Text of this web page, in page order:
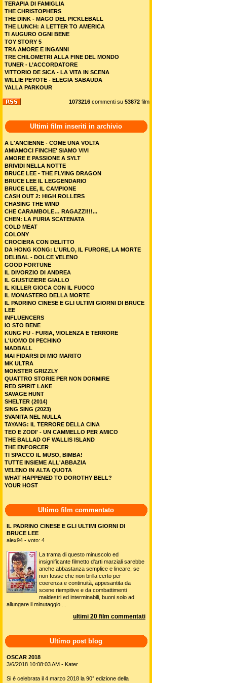
TERAPIA DI FAMIGLIA
THE CHRISTOPHERS
THE DINK - MAGO DEL PICKLEBALL
THE LUNCH: A LETTER TO AMERICA
TI AUGURO OGNI BENE
TOY STORY 5
TRA AMORE E INGANNI
TRE CHILOMETRI ALLA FINE DEL MONDO
TUNER - L’ACCORDATORE
VITTORIO DE SICA - LA VITA IN SCENA
WILLIE PEYOTE - ELEGIA SABAUDA
YALLA PARKOUR
1073216 commenti su 53872 film
Ultimi film inseriti in archivio
A L'ANCIENNE - COME UNA VOLTA
AMIAMOCI FINCHE' SIAMO VIVI
AMORE E PASSIONE A SYLT
BRIVIDI NELLA NOTTE
BRUCE LEE - THE FLYING DRAGON
BRUCE LEE IL LEGGENDARIO
BRUCE LEE, IL CAMPIONE
CASH OUT 2: HIGH ROLLERS
CHASING THE WIND
CHE CARAMBOLE… RAGAZZI!!!...
CHEN: LA FURIA SCATENATA
COLD MEAT
COLONY
CROCIERA CON DELITTO
DA HONG KONG: L'URLO, IL FURORE, LA MORTE
DELIBAL - DOLCE VELENO
GOOD FORTUNE
IL DIVORZIO DI ANDREA
IL GIUSTIZIERE GIALLO
IL KILLER GIOCA CON IL FUOCO
IL MONASTERO DELLA MORTE
IL PADRINO CINESE E GLI ULTIMI GIORNI DI BRUCE
LEE
INFLUENCERS
IO STO BENE
KUNG FU - FURIA, VIOLENZA E TERRORE
L'UOMO DI PECHINO
MADBALL
MAI FIDARSI DI MIO MARITO
MK ULTRA
MONSTER GRIZZLY
QUATTRO STORIE PER NON DORMIRE
RED SPIRIT LAKE
SAVAGE HUNT
SHELTER (2014)
SING SING (2023)
SVANITA NEL NULLA
TAYANG: IL TERRORE DELLA CINA
TEO E ZODI' - UN CAMMELLO PER AMICO
THE BALLAD OF WALLIS ISLAND
THE ENFORCER
TI SPACCO IL MUSO, BIMBA!
TUTTE INSIEME ALL'ABBAZIA
VELENO IN ALTA QUOTA
WHAT HAPPENED TO DOROTHY BELL?
YOUR HOST
Ultimo film commentato
IL PADRINO CINESE E GLI ULTIMI GIORNI DI
BRUCE LEE
alex94 - voto: 4
La trama di questo minuscolo ed
insignificante filmetto d'arti marziali sarebbe
anche abbastanza semplice e lineare, se
non fosse che non brilla certo per
coerenza e continuità, appesantita da
scene riempitive e da combattimenti
maldestri ed interminabili, buoni solo ad
allungare il minutaggio....
ultimi 20 film commentati
Ultimo post blog
OSCAR 2018
3/6/2018 10:08:03 AM - Kater
Si è celebrata il 4 marzo 2018 la 90° edizione della